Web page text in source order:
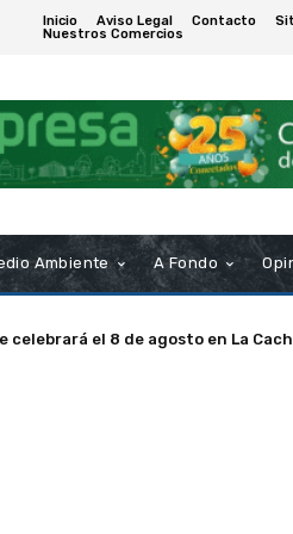
Inicio Aviso Legal Contacto
Nuestros Comercios
Ambiente A Fondo
celebrará el 8 de agosto en La